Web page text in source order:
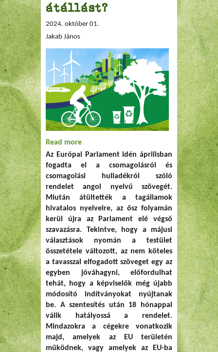
átállást?
2024. október 01.
Jakab János
Read more about Mennyiben fogja elősegíteni a
csomagolásról és csomagolási
hulladékról szóló EU-rendelet (PPWR) a
körforgásos gazdaságra való átállást?
Az Európai Parlament idén áprilisban
fogadta el a csomagolásról és
csomagolási hulladékról szóló
rendelet angol nyelvű szövegét.
Miután átültették a tagállamok
hivatalos nyelveire, az ősz folyamán
kerül újra az Parlament elé végső
szavazásra. Tekintve, hogy a májusi
választások nyomán a testület
összetétele változott, az nem köteles
a tavasszal elfogadott szöveget egy az
egyben jóváhagyni, előfordulhat
tehát, hogy a képviselők még újabb
módosító indítványokat nyújtanak
be. A szentesítés után 18 hónappal
válik hatályossá a rendelet.
Mindazokra a cégekre vonatkozik
majd, amelyek az EU területén
működnek, vagy amelyek az EU-ba